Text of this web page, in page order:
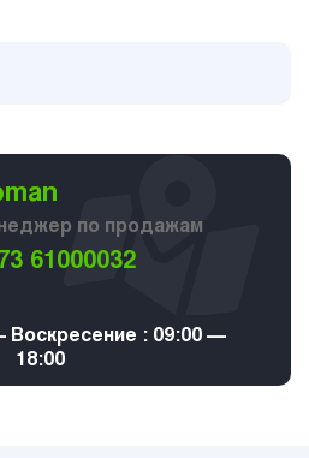
по продажам
61000032
Воскресение : 09:00 —
18:00